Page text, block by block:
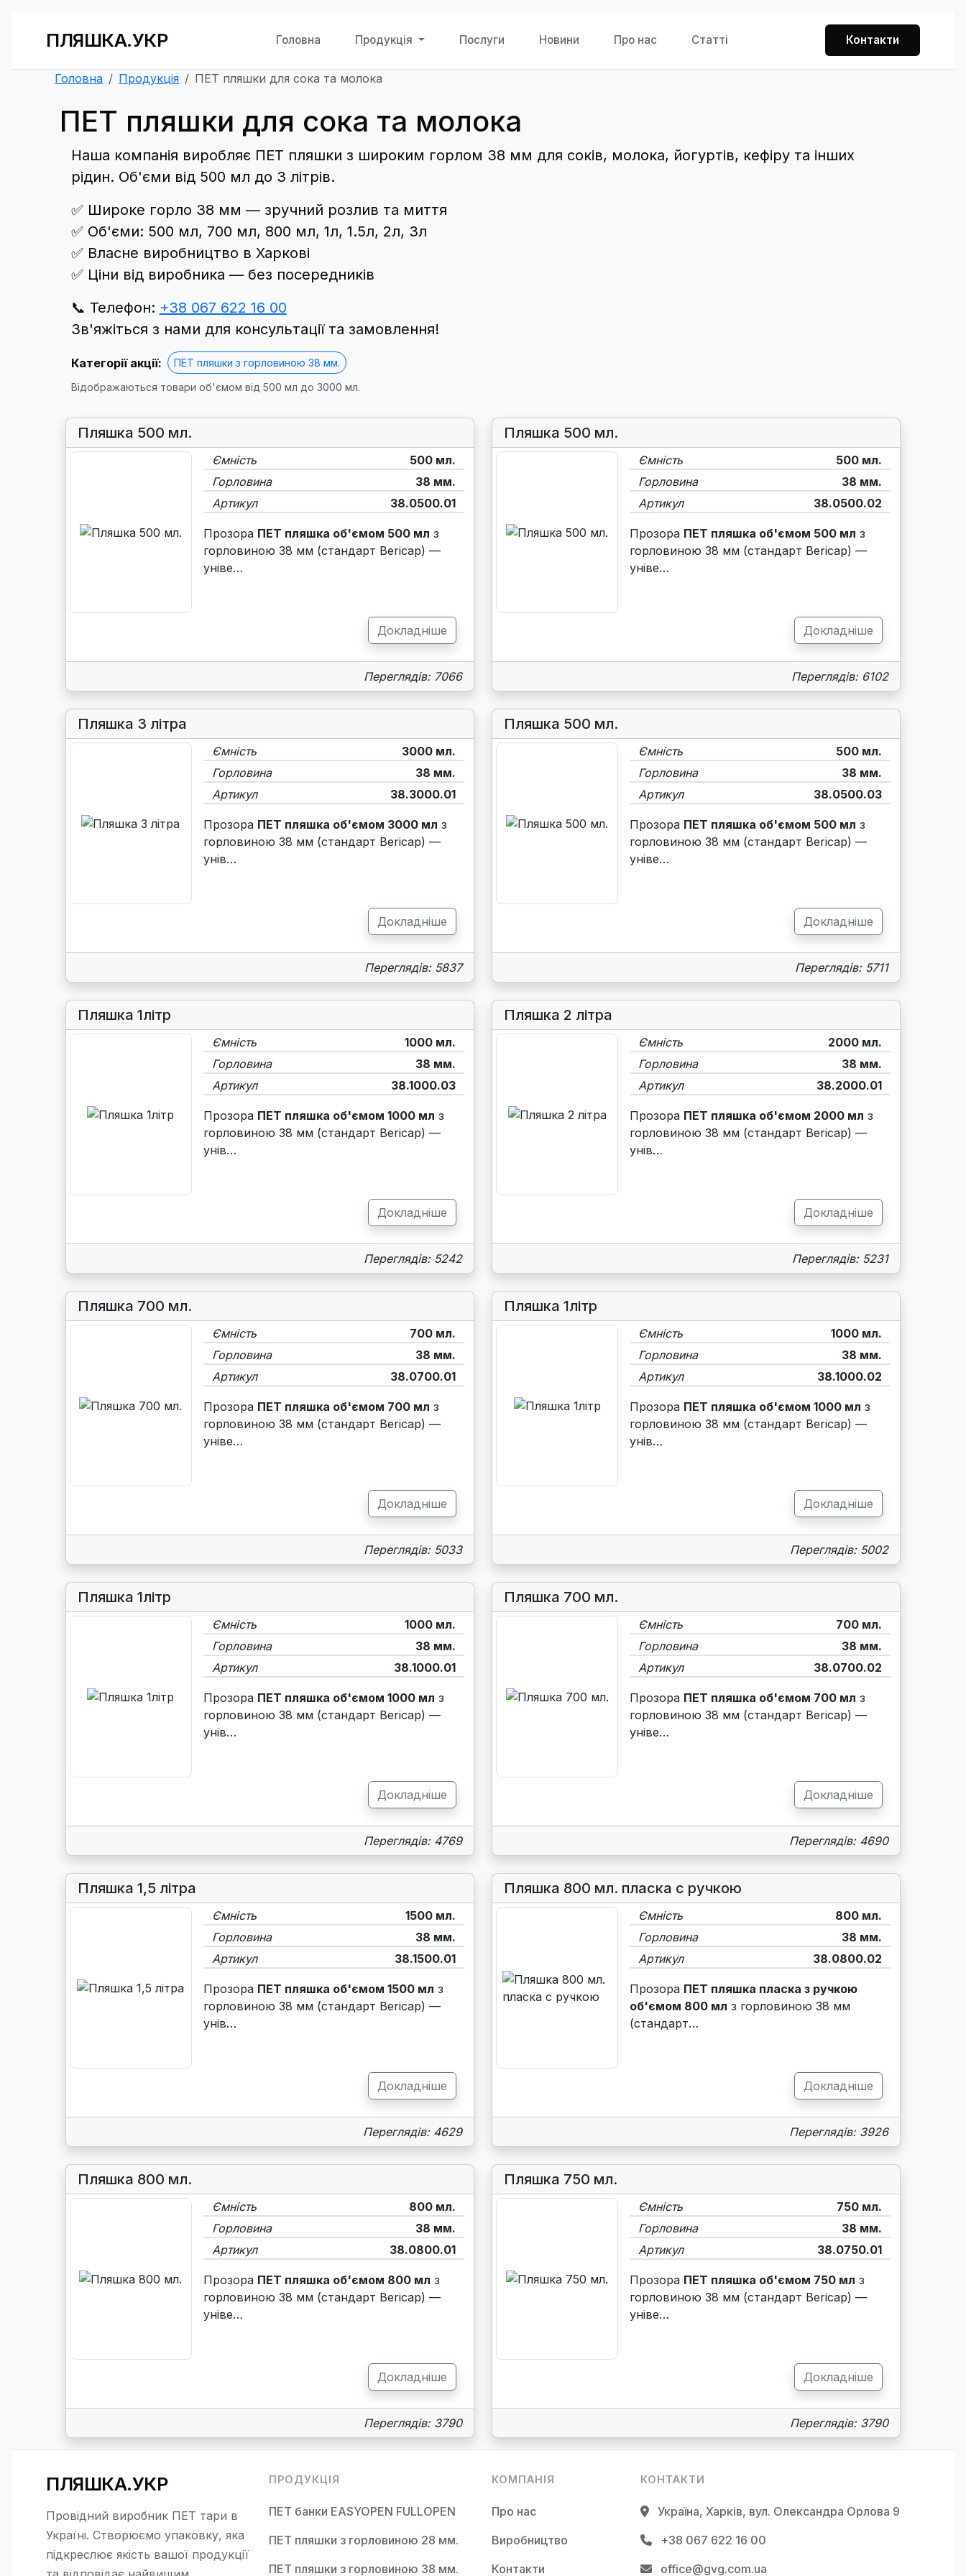
ПЛЯШКА.УКР Головна Продукція Послуги Новини Про нас Статті Контакти
Головна Продукція ПЕТ пляшки для сока та молока
ПЕТ пляшки для сока та молока
Наша компанія виробляє ПЕТ пляшки з широким горлом 38 мм для соків, молока, йогуртів, кефіру та інших
рідин. Об'єми від 500 мл до 3 літрів.
✅ Широке горло 38 мм — зручний розлив та миття
✅ Об'єми: 500 мл, 700 мл, 800 мл, 1л, 1.5л, 2л, 3л
✅ Власне виробництво в Харкові
✅ Ціни від виробника — без посередників
📞 Телефон: +38 067 622 16 00
Зв'яжіться з нами для консультації та замовлення!
Категорії акції:
ПЕТ пляшки з горловиною 38 мм.
Відображаються товари об'ємом від 500 мл до 3000 мл.
Пляшка 500 мл.
Ємність
500 мл.
Горловина
38 мм.
Артикул
38.0500.01
Прозора ПЕТ пляшка об'ємом 500 мл з
горловиною 38 мм (стандарт Bericap) —
уніве…
Докладніше
Переглядів: 7066
Пляшка 500 мл.
Ємність
500 мл.
Горловина
38 мм.
Артикул
38.0500.02
Прозора ПЕТ пляшка об'ємом 500 мл з
горловиною 38 мм (стандарт Bericap) —
уніве…
Докладніше
Переглядів: 6102
Пляшка 3 літра
Ємність
3000 мл.
Горловина
38 мм.
Артикул
38.3000.01
Прозора ПЕТ пляшка об'ємом 3000 мл з
горловиною 38 мм (стандарт Bericap) —
унів…
Докладніше
Переглядів: 5837
Пляшка 500 мл.
Ємність
500 мл.
Горловина
38 мм.
Артикул
38.0500.03
Прозора ПЕТ пляшка об'ємом 500 мл з
горловиною 38 мм (стандарт Bericap) —
уніве…
Докладніше
Переглядів: 5711
Пляшка 1літр
Ємність
1000 мл.
Горловина
38 мм.
Артикул
38.1000.03
Прозора ПЕТ пляшка об'ємом 1000 мл з
горловиною 38 мм (стандарт Bericap) —
унів…
Докладніше
Переглядів: 5242
Пляшка 2 літра
Ємність
2000 мл.
Горловина
38 мм.
Артикул
38.2000.01
Прозора ПЕТ пляшка об'ємом 2000 мл з
горловиною 38 мм (стандарт Bericap) —
унів…
Докладніше
Переглядів: 5231
Пляшка 700 мл.
Ємність
700 мл.
Горловина
38 мм.
Артикул
38.0700.01
Прозора ПЕТ пляшка об'ємом 700 мл з
горловиною 38 мм (стандарт Bericap) —
уніве…
Докладніше
Переглядів: 5033
Пляшка 1літр
Ємність
1000 мл.
Горловина
38 мм.
Артикул
38.1000.02
Прозора ПЕТ пляшка об'ємом 1000 мл з
горловиною 38 мм (стандарт Bericap) —
унів…
Докладніше
Переглядів: 5002
Пляшка 1літр
Ємність
1000 мл.
Горловина
38 мм.
Артикул
38.1000.01
Прозора ПЕТ пляшка об'ємом 1000 мл з
горловиною 38 мм (стандарт Bericap) —
унів…
Докладніше
Переглядів: 4769
Пляшка 700 мл.
Ємність
700 мл.
Горловина
38 мм.
Артикул
38.0700.02
Прозора ПЕТ пляшка об'ємом 700 мл з
горловиною 38 мм (стандарт Bericap) —
уніве…
Докладніше
Переглядів: 4690
Пляшка 1,5 літра
Ємність
1500 мл.
Горловина
38 мм.
Артикул
38.1500.01
Прозора ПЕТ пляшка об'ємом 1500 мл з
горловиною 38 мм (стандарт Bericap) —
унів…
Докладніше
Переглядів: 4629
Пляшка 800 мл. пласка с ручкою
Ємність
800 мл.
Горловина
38 мм.
Артикул
38.0800.02
Прозора ПЕТ пляшка пласка з ручкою
об'ємом 800 мл з горловиною 38 мм
(стандарт…
Докладніше
Переглядів: 3926
Пляшка 800 мл.
Ємність
800 мл.
Горловина
38 мм.
Артикул
38.0800.01
Прозора ПЕТ пляшка об'ємом 800 мл з
горловиною 38 мм (стандарт Bericap) —
уніве…
Докладніше
Переглядів: 3790
Пляшка 750 мл.
Ємність
750 мл.
Горловина
38 мм.
Артикул
38.0750.01
Прозора ПЕТ пляшка об'ємом 750 мл з
горловиною 38 мм (стандарт Bericap) —
уніве…
Докладніше
Переглядів: 3790
ПЛЯШКА.УКР
Провідний виробник ПЕТ тари в
Україні. Створюємо упаковку, яка
підкреслює якість вашої продукції
ПРОДУКЦІЯ
ПЕТ банки EASYOPEN FULLOPEN
ПЕТ пляшки з горловиною 28 мм.
ПЕТ пляшки з горловиною 38 мм.
КОМПАНІЯ
Про нас
Виробництво
Контакти
КОНТАКТИ
Україна, Харків, вул. Олександра Орлова 9
+38 067 622 16 00
office@gvg.com.ua